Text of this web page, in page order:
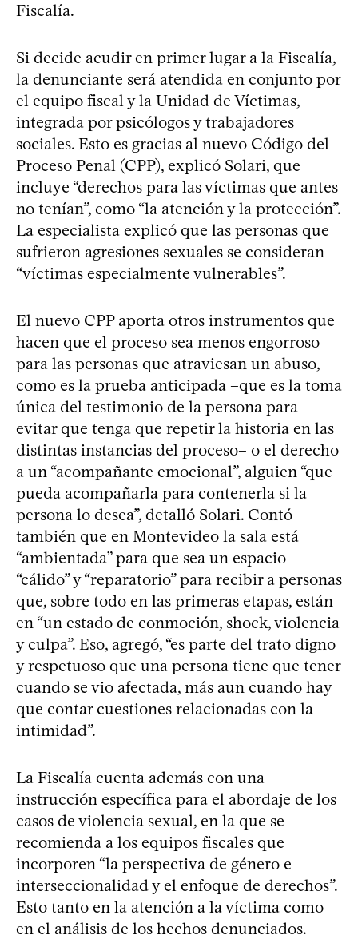
Fiscalía.
Si decide acudir en primer lugar a la Fiscalía,
la denunciante será atendida en conjunto por
el equipo fiscal y la Unidad de Víctimas,
integrada por psicólogos y trabajadores
sociales. Esto es gracias al nuevo Código del
Proceso Penal (CPP), explicó Solari, que
incluye “derechos para las víctimas que antes
no tenían”, como “la atención y la protección”.
La especialista explicó que las personas que
sufrieron agresiones sexuales se consideran
“víctimas especialmente vulnerables”.
El nuevo CPP aporta otros instrumentos que
hacen que el proceso sea menos engorroso
para las personas que atraviesan un abuso,
como es la prueba anticipada –que es la toma
única del testimonio de la persona para
evitar que tenga que repetir la historia en las
distintas instancias del proceso– o el derecho
a un “acompañante emocional”, alguien “que
pueda acompañarla para contenerla si la
persona lo desea”, detalló Solari. Contó
también que en Montevideo la sala está
“ambientada” para que sea un espacio
“cálido” y “reparatorio” para recibir a personas
que, sobre todo en las primeras etapas, están
en “un estado de conmoción, shock, violencia
y culpa”. Eso, agregó, “es parte del trato digno
y respetuoso que una persona tiene que tener
cuando se vio afectada, más aun cuando hay
que contar cuestiones relacionadas con la
intimidad”.
La Fiscalía cuenta además con una
instrucción específica para el abordaje de los
casos de violencia sexual, en la que se
recomienda a los equipos fiscales que
incorporen “la perspectiva de género e
interseccionalidad y el enfoque de derechos”.
Esto tanto en la atención a la víctima como
en el análisis de los hechos denunciados.